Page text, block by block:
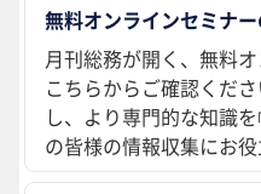
無料オンラインセミナ
月刊総務が開く、無料
こちらからご確認くだ
し、より専門的な知識
の皆様の情報収集にお役